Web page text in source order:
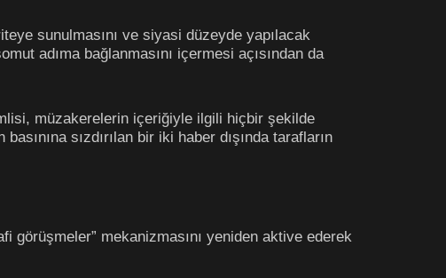
sunulmasını ve siyasi düzeyde yapılacak
adıma bağlanmasını içermesi açısından da
müzakerelerin içeriğiyle ilgili hiçbir şekilde
sızdırılan bir iki haber dışında tarafların
görüşmeler” mekanizmasını yeniden aktive ederek